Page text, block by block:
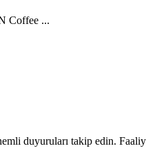
Coffee ...
duyuruları takip edin.